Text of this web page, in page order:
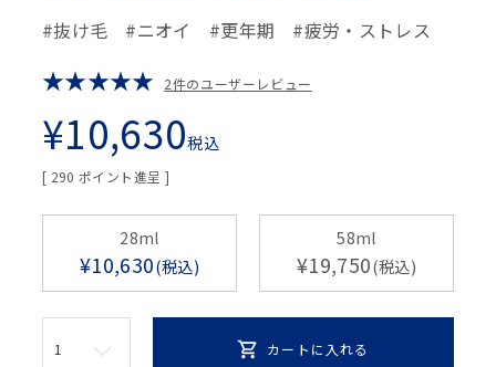
抜け毛 ニオイ 更年期 疲労・ストレス
2件のユーザーレビュー
¥10,630税込
[ 290 ポイント進呈 ]
28ml
¥10,630 税込
58ml
¥19,750 税込
カートに入れる